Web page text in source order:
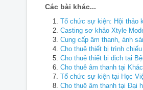
Các bài khác...
Tổ chức sự kiện: Hội thảo
Casting sơ khảo Xtyle
Cung cấp âm thanh, ánh
Cho thuê thiết bị trình
Cho thuê thiết bị dịch tại
Cho thuê âm thanh tại
Tổ chức sự kiện tại Học
Cho thuê âm thanh tại Đại